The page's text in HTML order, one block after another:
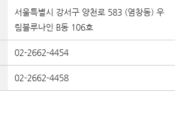
서울특별시 강서구 양천로 583 (염창동) 우
림블루나인 B동 106호
02-2662-4454
02-2662-4458